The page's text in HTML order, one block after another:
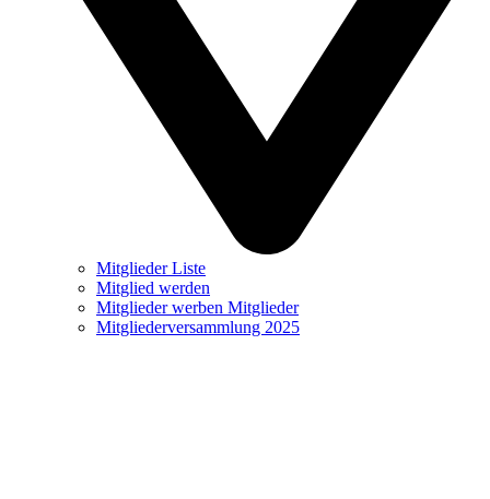
Mitglieder Liste
Mitglied werden
Mitglieder werben Mitglieder
Mitgliederversammlung 2025